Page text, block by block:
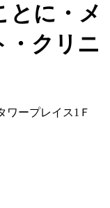
とに・メ
・クリニ
ワープレイス1Ｆ